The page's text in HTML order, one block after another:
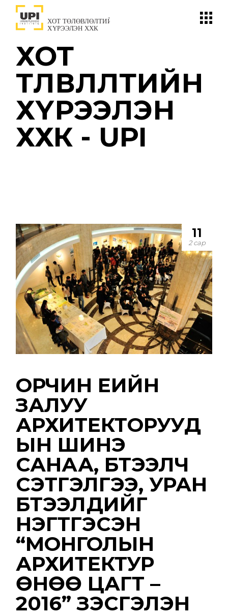
content
ХОТ
ТӨЛӨВЛӨЛТИЙН
ХҮРЭЭЛЭН
ХХК - UPI
11
2 сар
ОРЧИН ҮЕИЙН
ЗАЛУУ
АРХИТЕКТОРУУД
ЫН ШИНЭ
САНАА, БҮТЭЭЛЧ
СЭТГЭЛГЭЭ, УРАН
БҮТЭЭЛҮҮДИЙГ
НЭГТГЭСЭН
“МОНГОЛЫН
АРХИТЕКТУР
ӨНӨӨ ЦАГТ –
2016” ҮЗЭСГЭЛЭН